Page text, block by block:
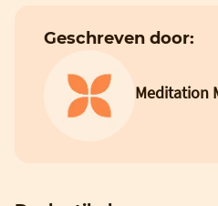
Geschreven door:
Meditation